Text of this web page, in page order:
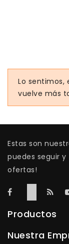
Lo sentimos,
vuelve más
Estas son
puedes seguir
ofertas!
Productos
Nuestra